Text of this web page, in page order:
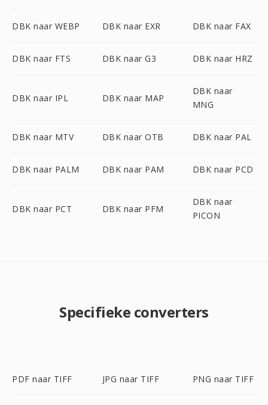
DBK naar WEBP DBK naar EXR DBK naar FAX
DBK naar FTS DBK naar G3 DBK naar HRZ
DBK naar IPL DBK naar MAP
DBK naar
MNG
DBK naar MTV DBK naar OTB DBK naar PAL
DBK naar PALM DBK naar PAM DBK naar PCD
DBK naar PCT DBK naar PFM
DBK naar
PICON
Specifieke converters
PDF naar TIFF JPG naar TIFF PNG naar TIFF